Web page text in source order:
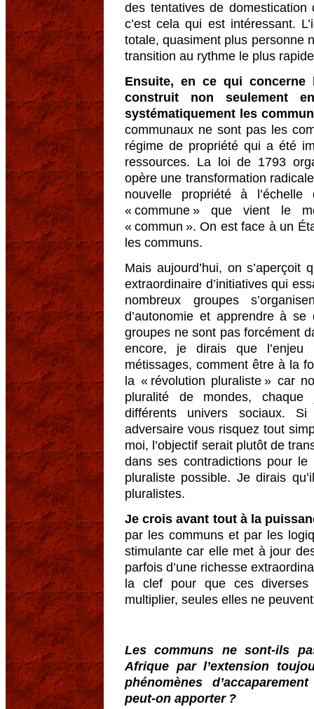
des tentatives de
c’est cela qui est intéressant.
totale, quasiment plus personne
transition au rythme le plus
Ensuite, en ce qui concerne
construit non seulement
systématiquement les
communaux ne sont pas les
régime de propriété qui a été
ressources. La loi de 1793
opère une transformation
nouvelle propriété à
« commune » que vient le
« commun ». On est face à un
les communs.
Mais aujourd’hui, on s’aperçoit
extraordinaire d’initiatives qui
nombreux groupes
d’autonomie et apprendre à
groupes ne sont pas forcément
encore, je dirais que
métissages, comment être à la
la « révolution pluraliste » car
pluralité de mondes,
différents univers sociaux.
adversaire vous risquez tout
moi, l’objectif serait plutôt de
dans ses contradictions pour
pluraliste possible. Je dirais
pluralistes.
Je crois avant tout à la
par les communs et par les
stimulante car elle met à jour
parfois d’une richesse
la clef pour que ces
multiplier, seules elles ne
Les communs ne sont-ils
Afrique par l’extension
phénomènes
peut-on apporter ?